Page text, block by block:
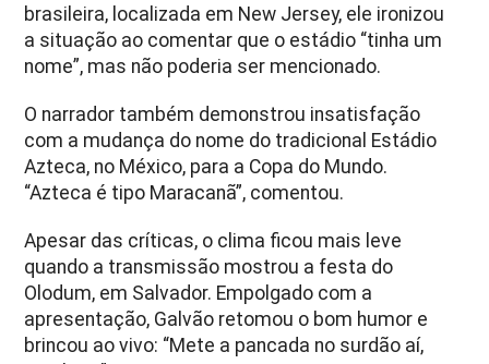
brasileira, localizada em New Jersey, ele ironizou
a situação ao comentar que o estádio “tinha um
nome”, mas não poderia ser mencionado.
O narrador também demonstrou insatisfação
com a mudança do nome do tradicional Estádio
Azteca, no México, para a Copa do Mundo.
“Azteca é tipo Maracanã”, comentou.
Apesar das críticas, o clima ficou mais leve
quando a transmissão mostrou a festa do
Olodum, em Salvador. Empolgado com a
apresentação, Galvão retomou o bom humor e
brincou ao vivo: “Mete a pancada no surdão aí,